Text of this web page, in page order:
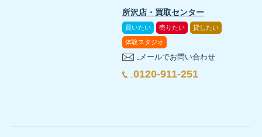
ほかにもお施主様インタビューをYoutubeチャンネルで公開中！
所沢店・買取センター
買いたい 売りたい 貸したい
体験スタジオ
メールでお問い合わせ
0120-911-251